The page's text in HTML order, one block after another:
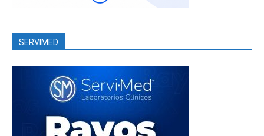
SERVIMED